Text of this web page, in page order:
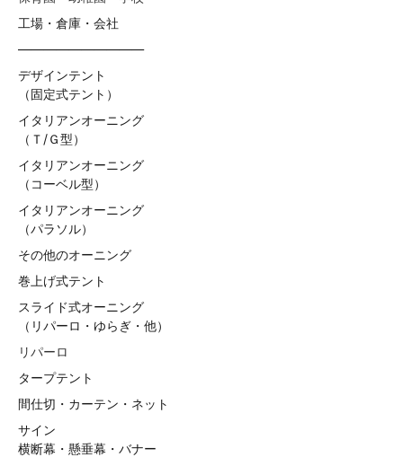
工場・倉庫・会社
——————————
デザインテント
（固定式テント）
イタリアンオーニング
（Ｔ/Ｇ型）
イタリアンオーニング
（コーベル型）
イタリアンオーニング
（パラソル）
その他のオーニング
巻上げ式テント
スライド式オーニング
（リパーロ・ゆらぎ・他）
リパーロ
タープテント
間仕切・カーテン・ネット
サイン
横断幕・懸垂幕・バナー